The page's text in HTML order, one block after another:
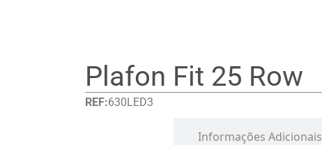
Plafon Fit 25 Row
REF:630LED3
Informações Adicionais